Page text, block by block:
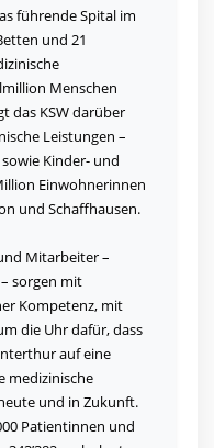
führende Spital im
und 21
Menschen
das KSW darüber
Leistungen –
Kinder- und
Einwohnerinnen
und Schaffhausen.
Mitarbeiter –
sorgen mit
Kompetenz, mit
die Uhr dafür, dass
auf eine
medizinische
und in Zukunft.
Patientinnen und